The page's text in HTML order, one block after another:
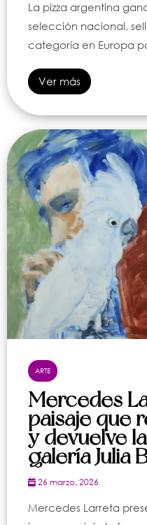
La pizza argentina
selección nacional,
categoría en Europa
Ver más
ARTE
Mercedes
paisaje que
y devuelve
galería Julia
26 marzo, 2026
Mercedes Larreta